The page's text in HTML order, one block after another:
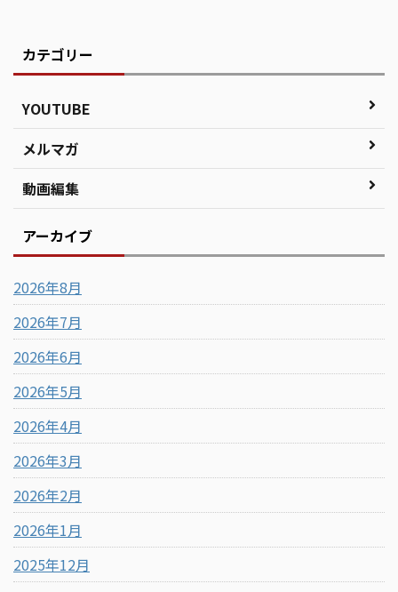
カテゴリー
YOUTUBE
メルマガ
動画編集
アーカイブ
2026年8月
2026年7月
2026年6月
2026年5月
2026年4月
2026年3月
2026年2月
2026年1月
2025年12月